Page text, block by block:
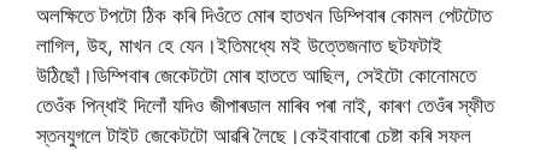
অলক্ষিতে টপটো ঠিক কৰি দিওঁতে মোৰ হাতখন ডিম্পিবাৰ কোমল পেটটোত
লাগিল, উহ, মাখন হে যেন।ইতিমধ্যে মই উত্তেজনাত ছটফটাই
উঠিছোঁ।ডিম্পিবাৰ জেকেটটো মোৰ হাততে আছিল, সেইটো কোনোমতে
তেওঁক পিন্ধাই দিলোঁ যদিও জীপাৰডাল মাৰিব পৰা নাই, কাৰণ তেওঁৰ স্ফীত
স্তনযুগলে টাইট জেকেটটো আৱৰি লৈছে।কেইবাবাৰো চেষ্টা কৰি সফল